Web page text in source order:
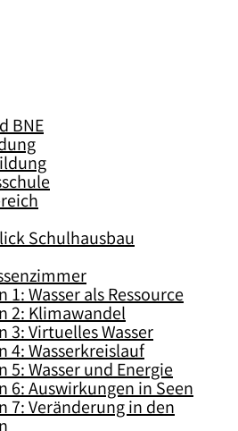
BNE
Schulhausbau
1: Wasser als Ressource
2: Klimawandel
3: Virtuelles Wasser
4: Wasserkreislauf
5: Wasser und Energie
6: Auswirkungen in Seen
7: Veränderung in den